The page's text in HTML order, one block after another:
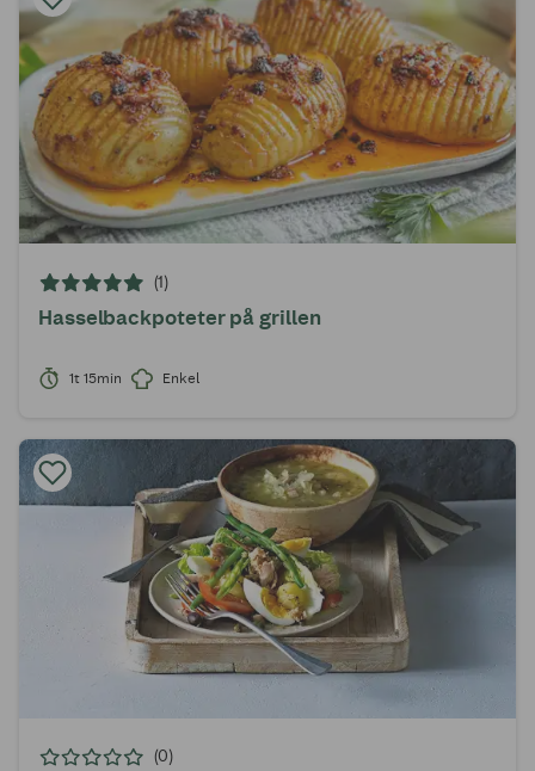
(1)
Hasselbackpoteter på grillen
1t 15min Enkel
(0)